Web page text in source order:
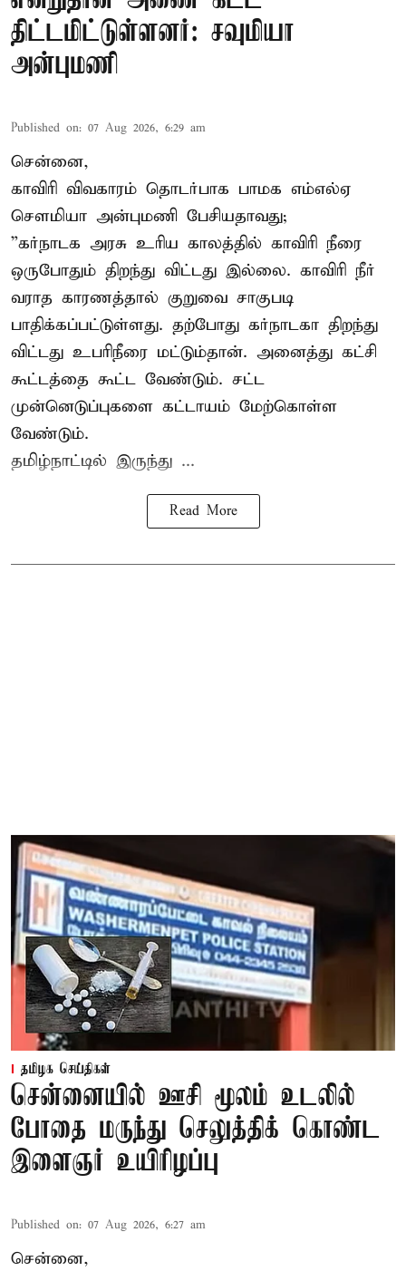
திட்டமிட்டுள்ளனர்: சவுமியா
அன்புமணி
Published on: 07 Aug 2026, 6:29 am
சென்னை,
காவிரி விவகாரம் தொடர்பாக பாமக எம்எல்ஏ
சௌமியா அன்புமணி பேசியதாவது;
”கர்நாடக அரசு உரிய காலத்தில் காவிரி நீரை
ஒருபோதும் திறந்து விட்டது இல்லை. காவிரி நீர்
வராத காரணத்தால் குறுவை சாகுபடி
பாதிக்கப்பட்டுள்ளது. தற்போது கர்நாடகா திறந்து
விட்டது உபரிநீரை மட்டும்தான். அனைத்து கட்சி
கூட்டத்தை கூட்ட வேண்டும். சட்ட
முன்னெடுப்புகளை கட்டாயம் மேற்கொள்ள
வேண்டும்.
தமிழ்நாட்டில் இருந்து ...
Read More
தமிழக செய்திகள்
சென்னையில் ஊசி மூலம் உடலில்
போதை மருந்து செலுத்திக் கொண்ட
இளைஞர் உயிரிழப்பு
Published on: 07 Aug 2026, 6:27 am
சென்னை,